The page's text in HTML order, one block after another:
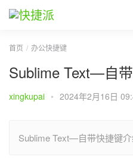
首页 办公快捷键
Sublime Text—自
xingkupai • 2024年2月16日
Sublime Text—自带快捷键